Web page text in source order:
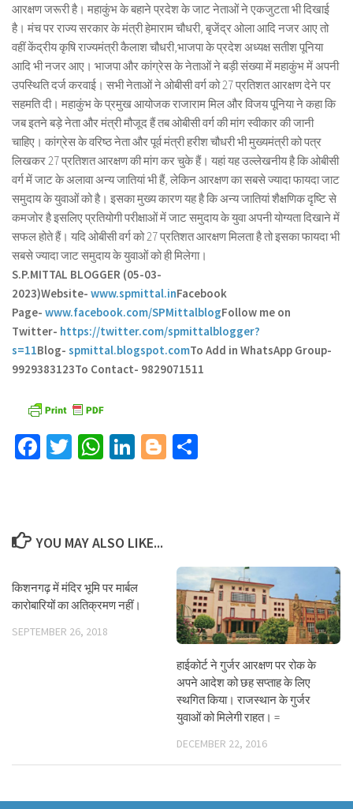
आरक्षण जरूरी है। महाकुंभ के बहाने प्रदेश के जाट नेताओं ने एकजुटता भी दिखाई
है। मंच पर राज्य सरकार के मंत्री हेमाराम चौधरी, बृजेंद्र ओला आदि नजर आए तो
वहीं केंद्रीय कृषि राज्यमंत्री कैलाश चौधरी,भाजपा के प्रदेश अध्यक्ष सतीश पूनिया
आदि भी नजर आए। भाजपा और कांग्रेस के नेताओं ने बड़ी संख्या में महाकुंभ में अपनी
उपस्थिति दर्ज करवाई। सभी नेताओं ने ओबीसी वर्ग को 27 प्रतिशत आरक्षण देने पर
सहमति दी। महाकुंभ के प्रमुख आयोजक राजाराम मिल और विजय पूनिया ने कहा कि
जब इतने बड़े नेता और मंत्री मौजूद हैं तब ओबीसी वर्ग की मांग स्वीकार की जानी
चाहिए। कांग्रेस के वरिष्ठ नेता और पूर्व मंत्री हरीश चौधरी भी मुख्यमंत्री को पत्र
लिखकर 27 प्रतिशत आरक्षण की मांग कर चुके हैं। यहां यह उल्लेखनीय है कि ओबीसी
वर्ग में जाट के अलावा अन्य जातियां भी हैं, लेकिन आरक्षण का सबसे ज्यादा फायदा जाट
समुदाय के युवाओं को है। इसका मुख्य कारण यह है कि अन्य जातियां शैक्षणिक दृष्टि से
कमजोर है इसलिए प्रतियोगी परीक्षाओं में जाट समुदाय के युवा अपनी योग्यता दिखाने में
सफल होते हैं। यदि ओबीसी वर्ग को 27 प्रतिशत आरक्षण मिलता है तो इसका फायदा भी
सबसे ज्यादा जाट समुदाय के युवाओं को ही मिलेगा।
S.P.MITTAL BLOGGER (05-03-
2023)Website- www.spmittal.inFacebook
Page- www.facebook.com/SPMittalblogFollow me on
Twitter- https://twitter.com/spmittalblogger?
s=11Blog- spmittal.blogspot.comTo Add in WhatsApp Group-
9929383123To Contact- 9829071511
Facebook
TwitterWhatsApp
LinkedIn
Blogger
YOU MAY ALSO LIKE...
किशनगढ़ में मंदिर भूमि पर मार्बल
कारोबारियों का अतिक्रमण नहीं।
SEPTEMBER 26, 2018
हाईकोर्ट ने गुर्जर आरक्षण पर रोक के
अपने आदेश को छह सप्ताह के लिए
स्थगित किया। राजस्थान के गुर्जर
युवाओं को मिलेगी राहत। =
DECEMBER 22, 2016